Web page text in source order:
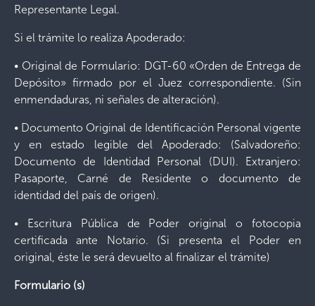
Representante Legal.
Si el trámite lo realiza Apoderado:
• Original de Formulario: DGT-60 «Orden de Entrega de
Depósito» firmado por el Juez correspondiente. (Sin
enmendaduras, ni señales de alteración).
• Documento Original de Identificación Personal vigente
y en estado legible del Apoderado: (Salvadoreño:
Documento de Identidad Personal (DUI). Extranjero:
Pasaporte, Carné de Residente o documento de
identidad del país de origen).
• Escritura Pública de Poder original o fotocopia
certificada ante Notario. (Si presenta el Poder en
original, éste le será devuelto al finalizar el trámite)
Formulario (s)